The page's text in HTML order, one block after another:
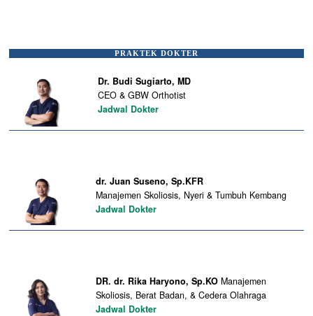
PRAKTEK DOKTER
Dr. Budi Sugiarto, MD
CEO & GBW Orthotist
Jadwal Dokter
dr. Juan Suseno, Sp.KFR
Manajemen Skoliosis, Nyeri & Tumbuh Kembang
Jadwal Dokter
DR. dr. Rika Haryono, Sp.KO Manajemen
Skoliosis, Berat Badan, & Cedera Olahraga
Jadwal Dokter